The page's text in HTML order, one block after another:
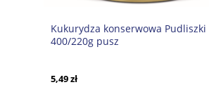
Kukurydza konserwowa Pudliszki
400/220g pusz
5,49 zł